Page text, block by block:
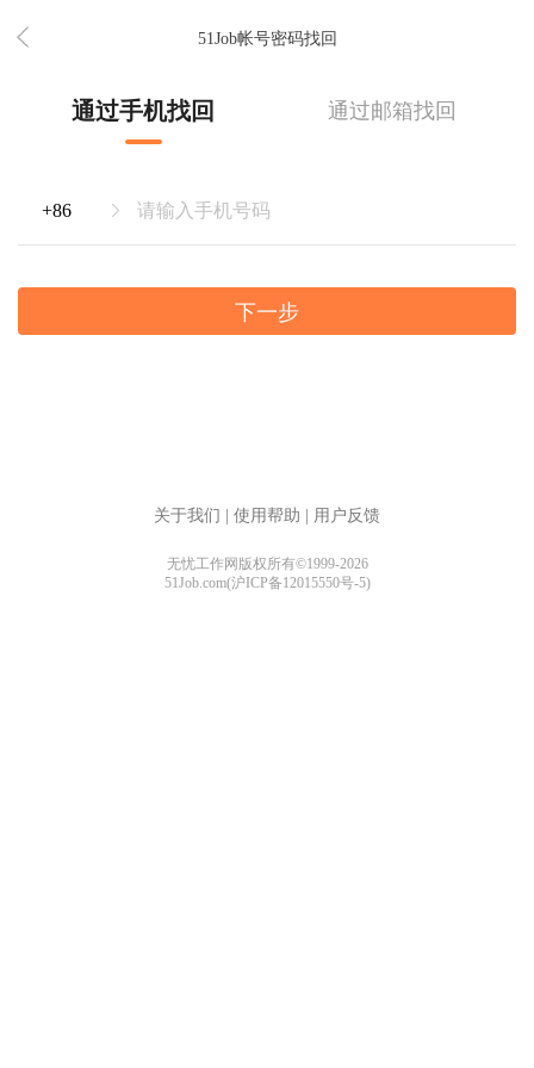
51Job帐号密码找回
通过手机找回 通过邮箱找回
下一步
关于我们 使用帮助 用户反馈
无忧工作网版权所有©1999-2026
51Job.com(沪ICP备12015550号-5)